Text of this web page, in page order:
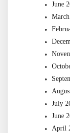
June
July
June
April